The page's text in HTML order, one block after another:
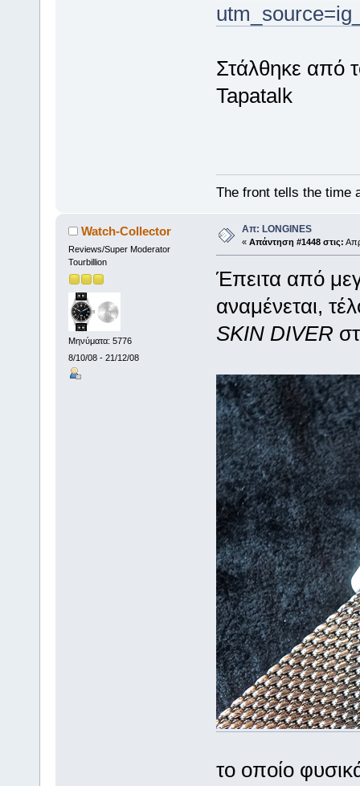
Στάλθηκε από
Tapatalk
The front tells the time
Watch-Collector
Reviews/Super Moderator
Tourbillion
Μηνύματα: 5776
8/10/08 - 21/12/08
Απ: LONGINES
« Απάντηση #1448 στις:
Έπειτα από
αναμένεται,
SKIN DIVER
το οποίο